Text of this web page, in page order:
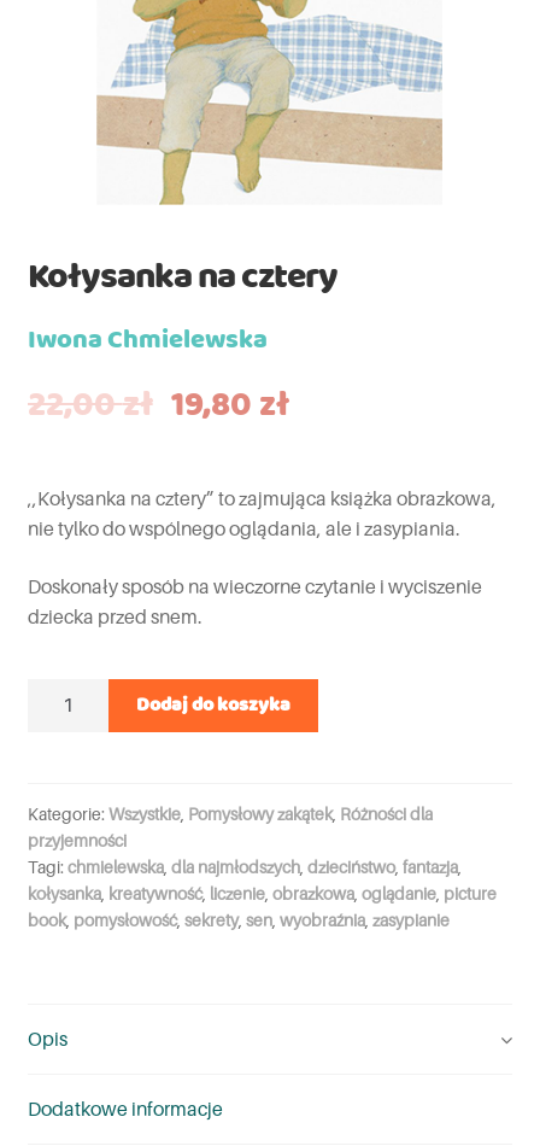
Kołysanka na cztery
Iwona Chmielewska
22,00zł 19,80zł
,,Kołysanka na cztery” to zajmująca książka obrazkowa,
nie tylko do wspólnego oglądania, ale i zasypiania.
Doskonały sposób na wieczorne czytanie i wyciszenie
dziecka przed snem.
Dodaj do koszyka
Kategorie: Wszystkie, Pomysłowy zakątek, Różności dla
przyjemności
Tagi: chmielewska, dla najmłodszych, dzieciństwo, fantazja,
kołysanka, kreatywność, liczenie, obrazkowa, oglądanie, picture
book, pomysłowość, sekrety, sen, wyobraźnia, zasypianie
Opis
Dodatkowe informacje